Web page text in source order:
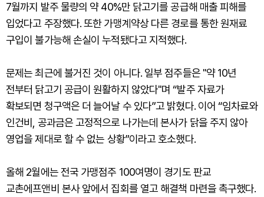
7월까지 발주 물량의 약 40%만 닭고기를 공급해 매출 피해를
입었다고 주장했다. 또한 가맹계약상 다른 경로를 통한 원재료
구입이 불가능해 손실이 누적됐다고 지적했다.
문제는 최근에 불거진 것이 아니다. 일부 점주들은 "약 10년
전부터 닭고기 공급이 원활하지 않았다"며 “발주 자료가
확보되면 청구액은 더 늘어날 수 있다”고 밝혔다. 이어 “임차료와
인건비, 공과금은 고정적으로 나가는데 본사가 닭을 주지 않아
영업을 제대로 할 수 없는 상황”이라고 호소했다.
올해 2월에는 전국 가맹점주 100여명이 경기도 판교
교촌에프앤비 본사 앞에서 집회를 열고 해결책 마련을 촉구했다.